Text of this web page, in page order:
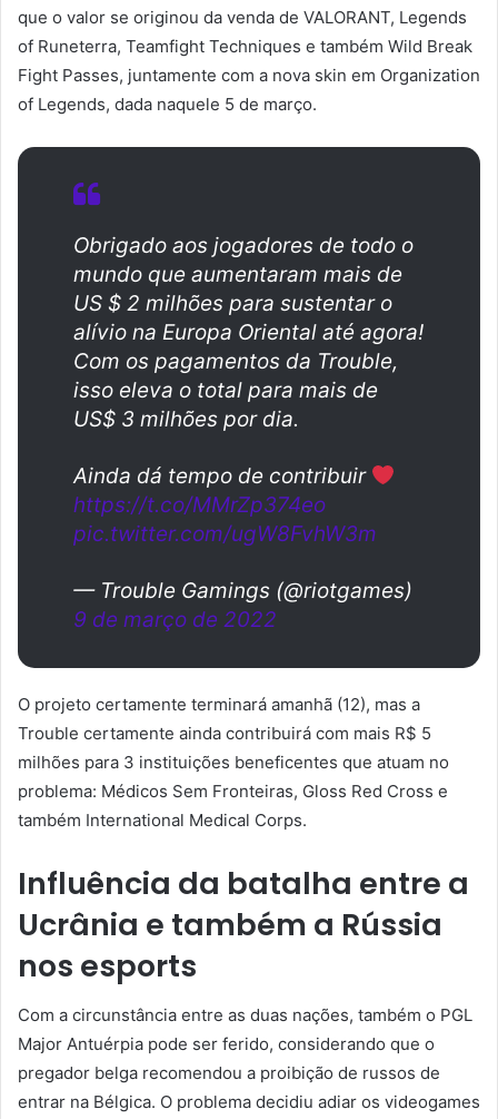
que o valor se originou da venda de VALORANT, Legends
of Runeterra, Teamfight Techniques e também Wild Break
Fight Passes, juntamente com a nova skin em Organization
of Legends, dada naquele 5 de março.
Obrigado aos jogadores de todo o
mundo que aumentaram mais de
US $ 2 milhões para sustentar o
alívio na Europa Oriental até agora!
Com os pagamentos da Trouble,
isso eleva o total para mais de
US$ 3 milhões por dia.
Ainda dá tempo de contribuir
https://t.co/MMrZp374eo
pic.twitter.com/ugW8FvhW3m
— Trouble Gamings (@riotgames)
9 de março de 2022
O projeto certamente terminará amanhã (12), mas a
Trouble certamente ainda contribuirá com mais R$ 5
milhões para 3 instituições beneficentes que atuam no
problema: Médicos Sem Fronteiras, Gloss Red Cross e
também International Medical Corps.
Influência da batalha entre a
Ucrânia e também a Rússia
nos esports
Com a circunstância entre as duas nações, também o PGL
Major Antuérpia pode ser ferido, considerando que o
pregador belga recomendou a proibição de russos de
entrar na Bélgica. O problema decidiu adiar os videogames